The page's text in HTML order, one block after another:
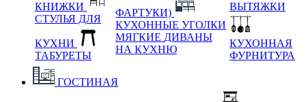
КНИЖКИ
СТУЛЬЯ ДЛЯ
КУХНИ
ТАБУРЕТЫ
ФАРТУКИ)
КУХОННЫЕ УГОЛКИ
МЯГКИЕ ДИВАНЫ
НА КУХНЮ
ВЫТЯЖКИ
КУХОННАЯ
ФУРНИТУРА
ГОСТИНАЯ